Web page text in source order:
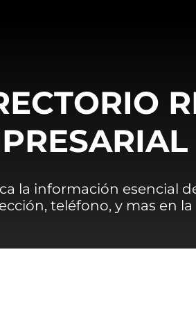
la información esencial
teléfono, y mas en